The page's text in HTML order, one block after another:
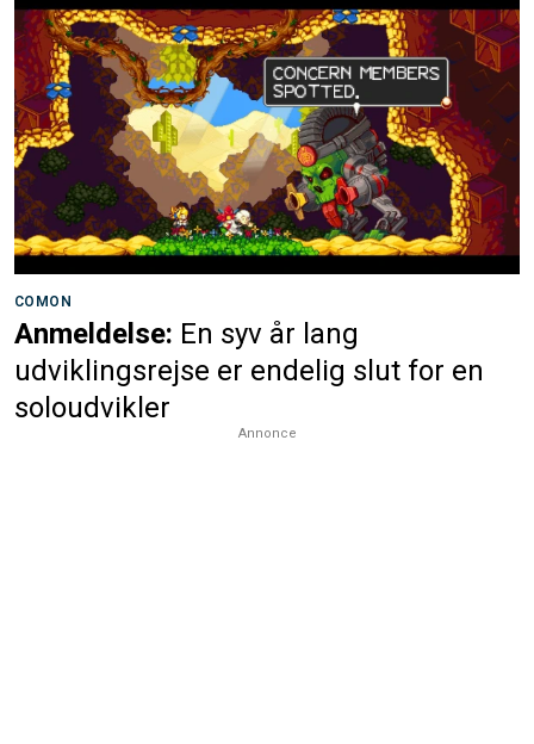
COMON
Anmeldelse: En syv år lang
udviklingsrejse er endelig slut for en
soloudvikler
Annonce